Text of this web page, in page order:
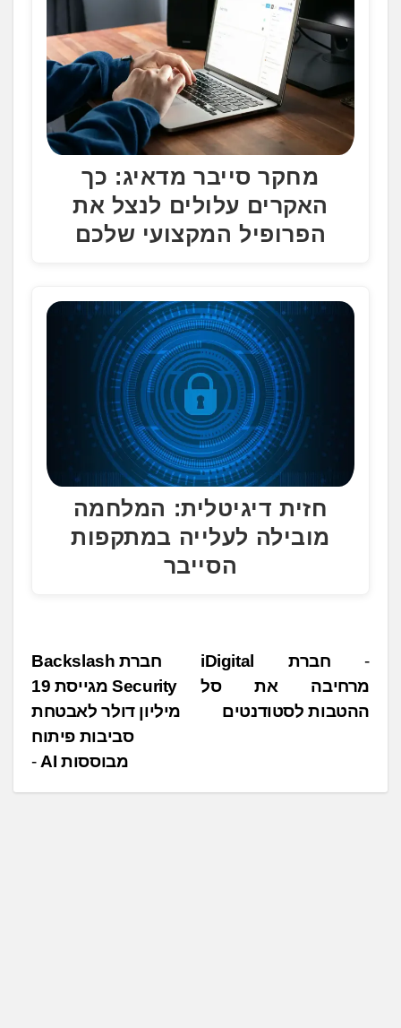
מחקר סייבר מדאיג: כך
האקרים עלולים לנצל את
הפרופיל המקצועי שלכם
חזית דיגיטלית: המלחמה
מובילה לעלייה במתקפות
הסייבר
נ
י
ו
ט
חברת Backslash
Security מגייסת 19
מיליון דולר לאבטחת
סביבות פיתוח
מבוססות AI
חברת iDigital
מרחיבה את סל
ההטבות לסטודנטים